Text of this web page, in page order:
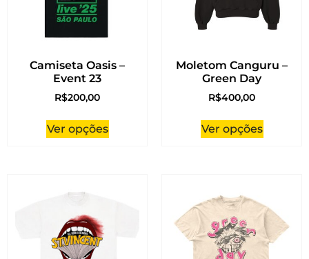
Camiseta Oasis –
Event 23
R$200,00
Ver opções
Moletom Canguru –
Green Day
R$400,00
Ver opções